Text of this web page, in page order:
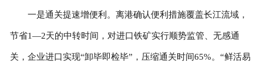
一是通关提速增便利。离港确认便利措施覆盖长江流域，
节省1—2天的中转时间，对进口铁矿实行顺势监管、无感通
关，企业进口实现“卸毕即检毕”，压缩通关时间65%。“鲜活易